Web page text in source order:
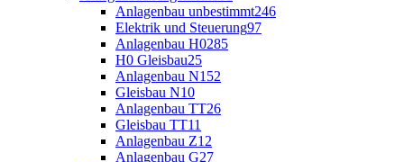
Anlagenbau unbestimmt246
Elektrik und Steuerung97
Anlagenbau H0285
H0 Gleisbau25
Anlagenbau N152
Gleisbau N10
Anlagenbau TT26
Gleisbau TT11
Anlagenbau Z12
Anlagenbau G27